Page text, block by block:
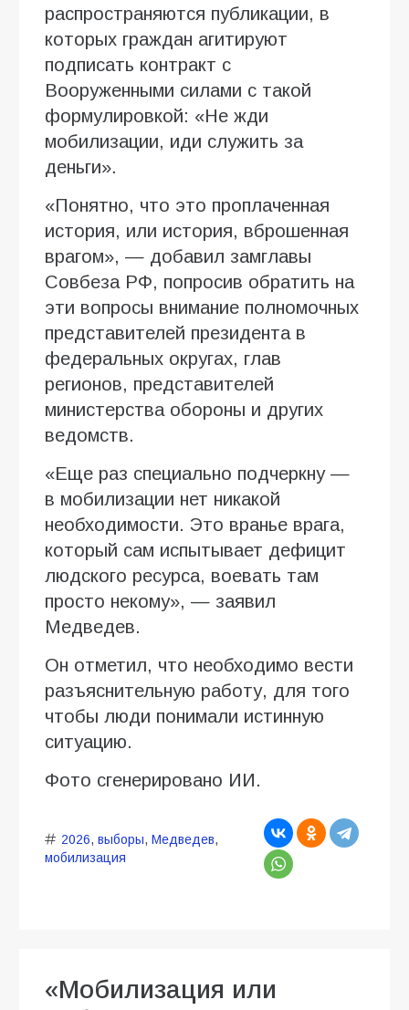
распространяются публикации, в
которых граждан агитируют
подписать контракт с
Вооруженными силами с такой
формулировкой: «Не жди
мобилизации, иди служить за
деньги».
«Понятно, что это проплаченная
история, или история, вброшенная
врагом», — добавил замглавы
Совбеза РФ, попросив обратить на
эти вопросы внимание полномочных
представителей президента в
федеральных округах, глав
регионов, представителей
министерства обороны и других
ведомств.
«Еще раз специально подчеркну —
в мобилизации нет никакой
необходимости. Это вранье врага,
который сам испытывает дефицит
людского ресурса, воевать там
просто некому», — заявил
Медведев.
Он отметил, что необходимо вести
разъяснительную работу, для того
чтобы люди понимали истинную
ситуацию.
Фото сгенерировано ИИ.
2026, выборы, Медведев,
мобилизация
«Мобилизация или